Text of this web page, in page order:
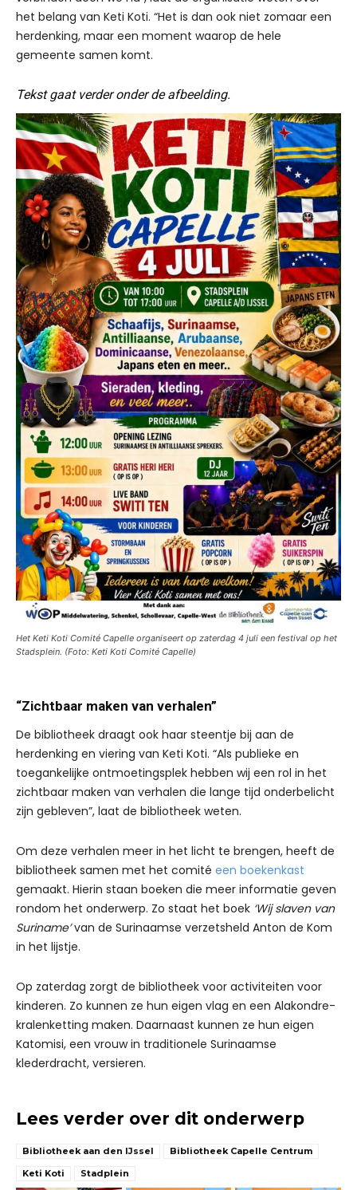
het belang van Keti Koti. “Het is dan ook niet zomaar een
herdenking, maar een moment waarop de hele
gemeente samen komt.
Tekst gaat verder onder de afbeelding.
Het Keti Koti Comité Capelle organiseert op zaterdag 4 juli een festival op het
Stadsplein. (Foto: Keti Koti Comité Capelle)
“Zichtbaar maken van verhalen”
De bibliotheek draagt ook haar steentje bij aan de
herdenking en viering van Keti Koti. “Als publieke en
toegankelijke ontmoetingsplek hebben wij een rol in het
zichtbaar maken van verhalen die lange tijd onderbelicht
zijn gebleven”, laat de bibliotheek weten.
Om deze verhalen meer in het licht te brengen, heeft de
bibliotheek samen met het comité een boekenkast
gemaakt. Hierin staan boeken die meer informatie geven
rondom het onderwerp. Zo staat het boek ‘Wij slaven van
Suriname’van de Surinaamse verzetsheld Anton de Kom
in het lijstje.
Op zaterdag zorgt de bibliotheek voor activiteiten voor
kinderen. Zo kunnen ze hun eigen vlag en een Alakondre-
kralenketting maken. Daarnaast kunnen ze hun eigen
Katomisi, een vrouw in traditionele Surinaamse
klederdracht, versieren.
Lees verder over dit onderwerp
Bibliotheek aan den IJssel
Bibliotheek Capelle Centrum
Keti Koti
Stadplein